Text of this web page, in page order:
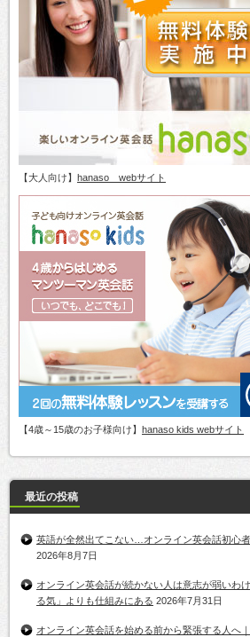
【大人向け】 hanaso webサイト
【4歳～15歳のお子様向け】 hanaso kids webサイト
最近の投稿
英語が全然出てこない…オンライン英会話初心
2026年8月7日
オンライン英会話が続かない人は意志が弱いわ
る気」よりも仕組みにある 2026年7月31日
オンライン英会話を始める前から緊張する人へ